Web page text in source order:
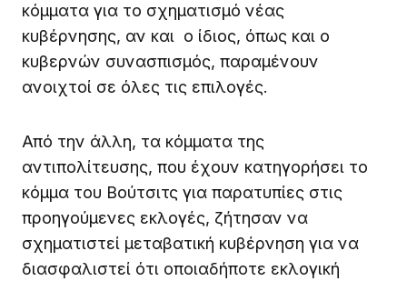
κόμματα για το σχηματισμό νέας
κυβέρνησης, αν και ο ίδιος, όπως και ο
κυβερνών συνασπισμός, παραμένουν
ανοιχτοί σε όλες τις επιλογές.
Από την άλλη, τα κόμματα της
αντιπολίτευσης, που έχουν κατηγορήσει το
κόμμα του Βούτσιτς για παρατυπίες στις
προηγούμενες εκλογές, ζήτησαν να
σχηματιστεί μεταβατική κυβέρνηση για να
διασφαλιστεί ότι οποιαδήποτε εκλογική